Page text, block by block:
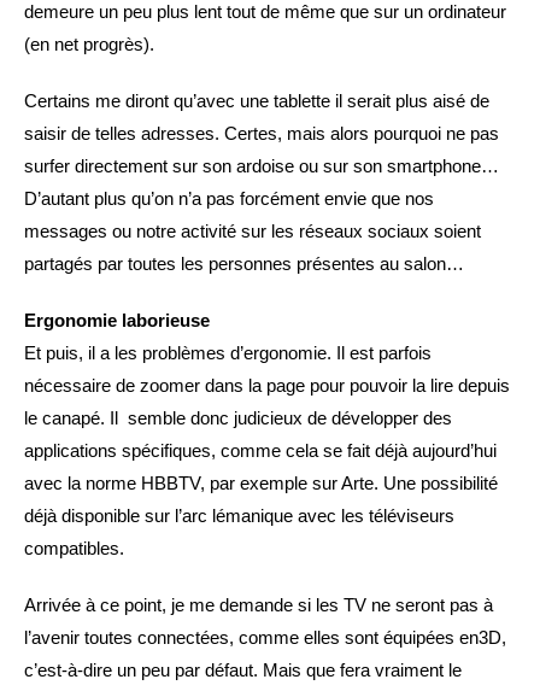
demeure un peu plus lent tout de même que sur un ordinateur
(en net progrès).
Certains me diront qu’avec une tablette il serait plus aisé de
saisir de telles adresses. Certes, mais alors pourquoi ne pas
surfer directement sur son ardoise ou sur son smartphone…
D’autant plus qu’on n’a pas forcément envie que nos
messages ou notre activité sur les réseaux sociaux soient
partagés par toutes les personnes présentes au salon…
Ergonomie laborieuse
Et puis, il a les problèmes d’ergonomie. Il est parfois
nécessaire de zoomer dans la page pour pouvoir la lire depuis
le canapé. Il semble donc judicieux de développer des
applications spécifiques, comme cela se fait déjà aujourd’hui
avec la norme HBBTV, par exemple sur Arte. Une possibilité
déjà disponible sur l’arc lémanique avec les téléviseurs
compatibles.
Arrivée à ce point, je me demande si les TV ne seront pas à
l’avenir toutes connectées, comme elles sont équipées en3D,
c’est-à-dire un peu par défaut. Mais que fera vraiment le